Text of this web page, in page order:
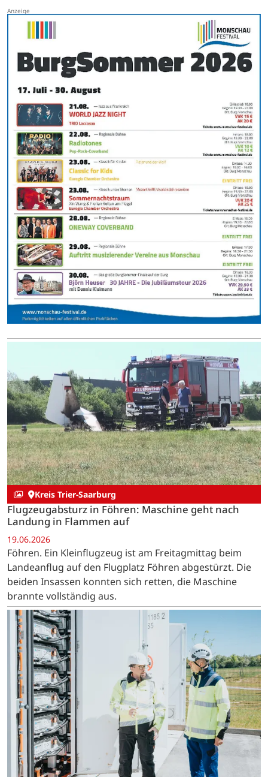
Kreis Trier-Saarburg
Flugzeugabsturz in Föhren: Maschine geht nach
Landung in Flammen auf
19.06.2026
Föhren. Ein Kleinflugzeug ist am Freitagmittag beim
Landeanflug auf den Flugplatz Föhren abgestürzt. Die
beiden Insassen konnten sich retten, die Maschine
brannte vollständig aus.